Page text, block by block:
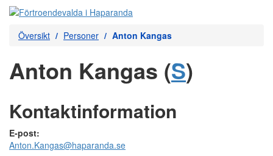
Översikt Personer Anton Kangas
Anton Kangas (S)
Kontaktinformation
E-post:
Anton.Kangas@haparanda.se